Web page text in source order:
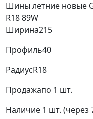
Шины летние новые
R18 89W
Ширина215
Профиль40
РадиусR18
Продажапо 1 шт.
Наличие 1 шт. (через